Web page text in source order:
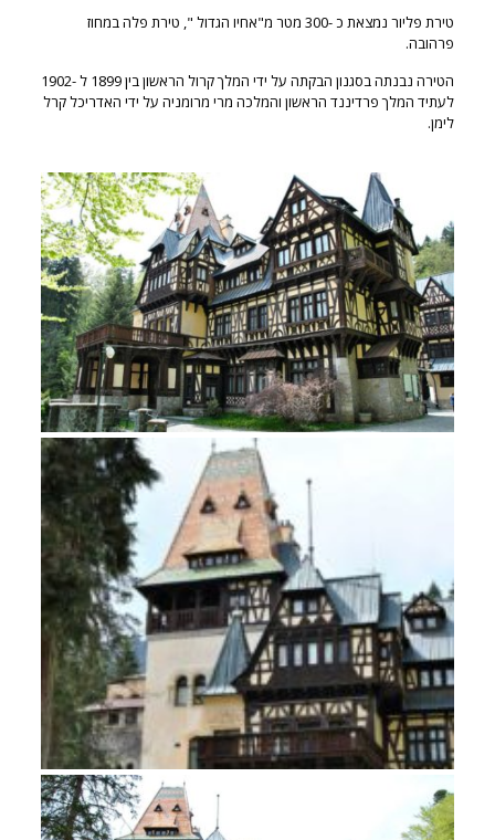
טירת פליור נמצאת כ -300 מטר מ"אחיו הגדול ", טירת פלה במחוז
פרהובה.
הטירה נבנתה בסגנון הבקתה על ידי המלך קרול הראשון בין 1899 ל -1902
לעתיד המלך פרדיננד הראשון והמלכה מרי מרומניה על ידי האדריכל קרל
לימן.